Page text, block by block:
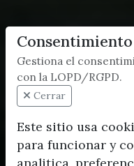
Gestiona el
con la LOPD/RGPD.
Cerrar
Este sitio usa
para funcionar y